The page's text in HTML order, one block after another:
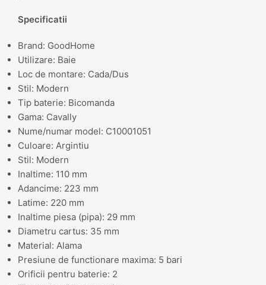
Specificatii
Brand: GoodHome
Utilizare: Baie
Loc de montare: Cada/Dus
Stil: Modern
Tip baterie: Bicomanda
Gama: Cavally
Nume/numar model: C10001051
Culoare: Argintiu
Stil: Modern
Inaltime: 110 mm
Adancime: 223 mm
Latime: 220 mm
Inaltime piesa (pipa): 29 mm
Diametru cartus: 35 mm
Material: Alama
Presiune de functionare maxima: 5 bari
Orificii pentru baterie: 2